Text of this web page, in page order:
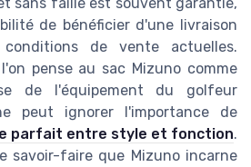
de bénéficier d'une livraison
de vente actuelles.
pense au sac Mizuno comme
de l'équipement du golfeur
peut ignorer l'importance de
parfait entre style et fonction.
savoir-faire que Mizuno incarne